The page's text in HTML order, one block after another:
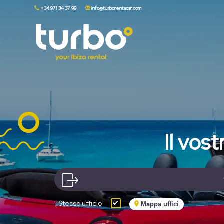
+34 971 34 37 99 info@turborentacar.com
Il
Stesso ufficio Mappa uffici